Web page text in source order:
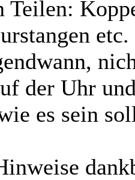
Teilen:
der Uhr
es sein